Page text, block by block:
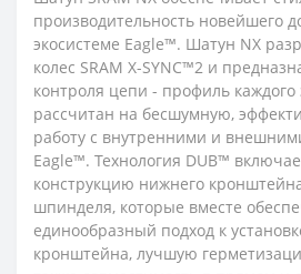
производительность новейшего
экосистеме Eagle™. Шатун NX
колес SRAM X-SYNC™2 и
контроля цепи - профиль каждого
рассчитан на бесшумную,
работу с внутренними и
Eagle™. Технология DUB™
конструкцию нижнего
шпинделя, которые вместе
единообразный подход к
кронштейна, лучшую